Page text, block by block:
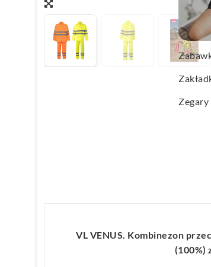
Wagi
VL VENUS. Kombinezon
(100%)